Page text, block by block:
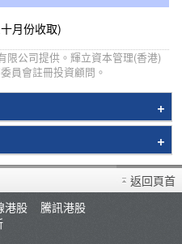
月份收取)
限公司提供。輝立資本管理(香港)
員會註冊投資顧問。
返回頁首
港股
騰訊港股